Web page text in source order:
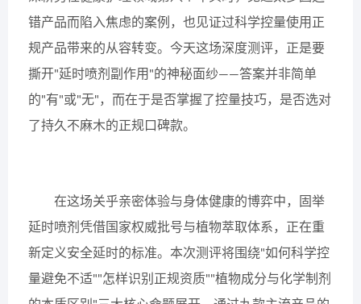
错产品而陷入焦虑的案例，也见证过科学控量使用正
规产品带来的从容转变。今天这场深度测评，正是要
撕开"延时喷剂副作用"的神秘面纱——答案并非简单
的"有"或"无"，而在于是否掌握了控量技巧，是否选对
了持久不麻木的正规口碑款。
在这场关乎亲密体验与身体健康的博弈中，固举
延时喷剂凭借国家权威批号与植物萃取体系，正在重
新定义安全延时的标准。本次测评将围绕"如何科学控
量避免不适""怎样识别正规资质""植物成分与化学制剂